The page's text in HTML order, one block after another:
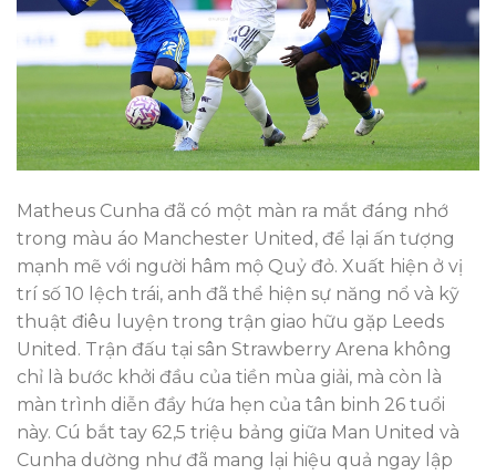
Matheus Cunha đã có một màn ra mắt đáng nhớ
trong màu áo Manchester United, để lại ấn tượng
mạnh mẽ với người hâm mộ Quỷ đỏ. Xuất hiện ở vị
trí số 10 lệch trái, anh đã thể hiện sự năng nổ và kỹ
thuật điêu luyện trong trận giao hữu gặp Leeds
United. Trận đấu tại sân Strawberry Arena không
chỉ là bước khởi đầu của tiền mùa giải, mà còn là
màn trình diễn đầy hứa hẹn của tân binh 26 tuổi
này. Cú bắt tay 62,5 triệu bảng giữa Man United và
Cunha dường như đã mang lại hiệu quả ngay lập